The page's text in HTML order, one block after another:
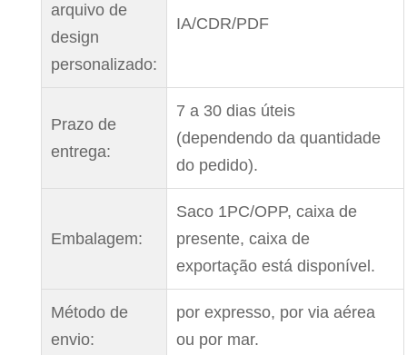
arquivo de
design
personalizado:
IA/CDR/PDF
Prazo de
entrega:
7 a 30 dias úteis
(dependendo da quantidade
do pedido).
Embalagem:
Saco 1PC/OPP, caixa de
presente, caixa de
exportação está disponível.
Método de
envio:
por expresso, por via aérea
ou por mar.